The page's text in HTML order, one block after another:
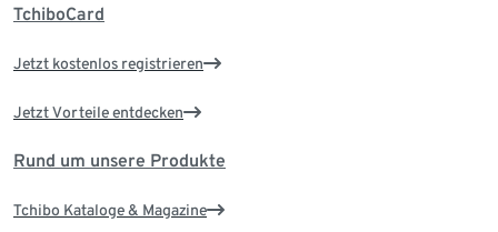
TchiboCard
Jetzt kostenlos registrieren
Jetzt Vorteile entdecken
Rund um unsere Produkte
Tchibo Kataloge & Magazine